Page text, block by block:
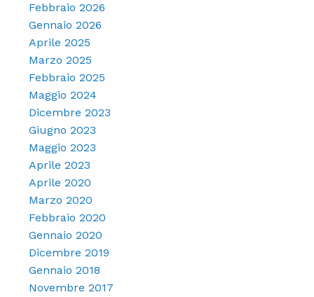
Febbraio 2026
Gennaio 2026
Aprile 2025
Marzo 2025
Febbraio 2025
Maggio 2024
Dicembre 2023
Giugno 2023
Maggio 2023
Aprile 2023
Aprile 2020
Marzo 2020
Febbraio 2020
Gennaio 2020
Dicembre 2019
Gennaio 2018
Novembre 2017